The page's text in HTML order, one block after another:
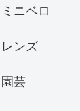
ミニベロ
レンズ
園芸